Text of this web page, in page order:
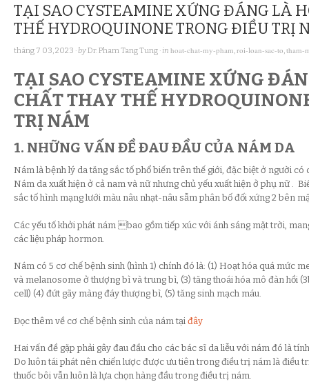
TẠI SAO CYSTEAMINE XỨNG ĐÁNG LÀ
THẾ HYDROQUINONE TRONG ĐIỀU TRỊ
tháng 7 03, 2023 · byDr. Pham Tang Tung · in hoat-chat-my-pham roi-loan-sac-to tham-
TẠI SAO CYSTEAMINE XỨNG
CHẤT THAY THẾ
TRỊ NÁM
1. NHỮNG VẤN ĐỀ ĐAU ĐẦU CỦA NÁM DA
Nám là bệnh lý da tăng sắc tố phổ biến trên thế giới, đặc biệt ở người có
Nám da xuất hiện ở cả nam và nữ nhưng chủ yếu xuất hiện ở phụ nữ .
sắc tố hình mạng lưới màu nâu nhạt-nâu sẫm phân bố đối xứng 2 bên
Các yếu tố khởi phát nám bao gồm tiếp xúc với ánh sáng mặt trời,
các liệu pháp hormon.
Nám có 5 cơ chế bệnh sinh (hình 1) chính đó là: (1) Hoạt hóa quá mức
và melanosome ở thượng bì và trung bì, (3) tăng thoái hóa mô đàn hồi
cell) (4) đứt gãy màng đáy thượng bì, (5) tăng sinh mạch máu.
Đọc thêm về cơ chế bệnh sinh của nám tại đây
Hai vấn đề gặp phải gây đau đầu cho các bác sĩ da liễu với nám đó là
Do luôn tái phát nên chiến lược được ưu tiên trong điều trị nám là điều
thuốc bôi vẫn luôn là lựa chọn hàng đầu trong điều trị nám.